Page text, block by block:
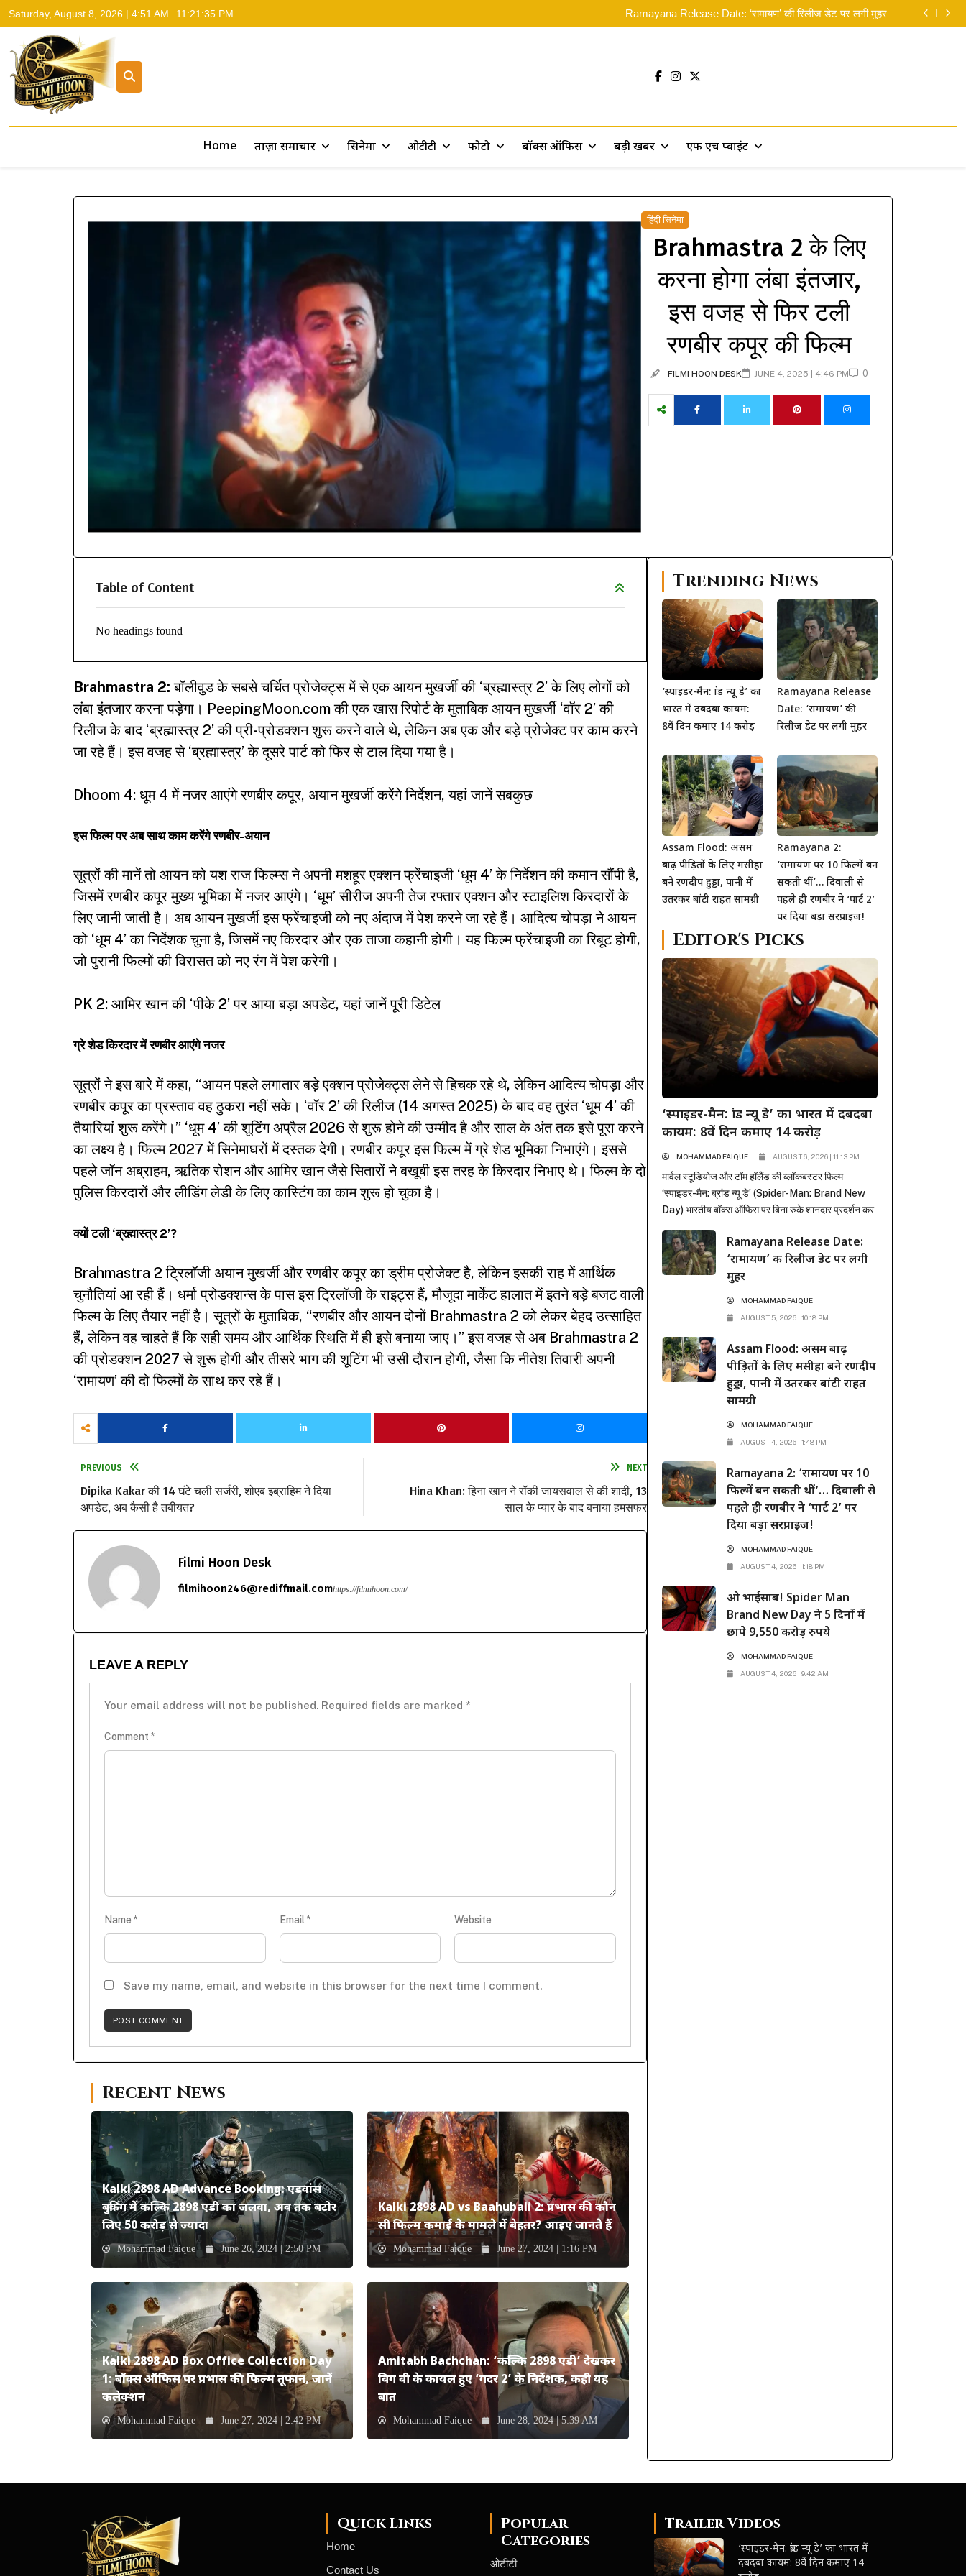
Saturday, August 8, 2026 | 4:51 AM 11:21:36 PM
Ramayana Release Date: ‘रामायण’ की रिलीज डेट पर लगी मुहर
Assam Flood: असम बाढ़ पीड़ितों के लिए मसीहा बने रणदीप हुड्डा, पानी में उतरकर बांटी राहत सामग्री
Assam Flood: असम बाढ़ पीड़ितों के लिए मसीहा बने रणदीप हुड्डा, पानी में उतरकर बांटी राहत सामग्री
Filmi Hoon Home ताज़ा समाचार सिनेमा ओटीटी फोटो बॉक्स ऑफिस बड़ी खबर एफ एच प्वाइंट
हिंदी सिनेमा
Brahmastra 2 के लिए
करना होगा लंबा इंतजार,
इस वजह से फिर टली
रणबीर कपूर की फिल्म
FILMI HOON DESK JUNE 4, 2025 | 4:46 PM 0
Table of Content
No headings found
Brahmastra 2: बॉलीवुड के सबसे चर्चित प्रोजेक्ट्स में से एक आयन मुखर्जी की ‘ब्रह्मास्त्र 2’ के लिए लोगों को
लंबा इंतजार करना पड़ेगा। PeepingMoon.com की एक खास रिपोर्ट के मुताबिक आयन मुखर्जी ‘वॉर 2’ की
रिलीज के बाद ‘ब्रह्मास्त्र 2’ की प्री-प्रोडक्शन शुरू करने वाले थे, लेकिन अब एक और बड़े प्रोजेक्ट पर काम करने
जा रहे हैं। इस वजह से ‘ब्रह्मास्त्र’ के दूसरे पार्ट को फिर से टाल दिया गया है।
Dhoom 4: धूम 4 में नजर आएंगे रणबीर कपूर, अयान मुखर्जी करेंगे निर्देशन, यहां जानें सबकुछ
इस फिल्म पर अब साथ काम करेंगे रणबीर-अयान
सूत्रों की मानें तो आयन को यश राज फिल्म्स ने अपनी मशहूर एक्शन फ्रेंचाइजी ‘धूम 4’ के निर्देशन की कमान सौंपी है,
जिसमें रणबीर कपूर मुख्य भूमिका में नजर आएंगे। ‘धूम’ सीरीज अपनी तेज रफ्तार एक्शन और स्टाइलिश किरदारों के
लिए जानी जाती है। अब आयन मुखर्जी इस फ्रेंचाइजी को नए अंदाज में पेश करने जा रहे हैं। आदित्य चोपड़ा ने आयन
को ‘धूम 4’ का निर्देशक चुना है, जिसमें नए किरदार और एक ताजा कहानी होगी। यह फिल्म फ्रेंचाइजी का रिबूट होगी,
जो पुरानी फिल्मों की विरासत को नए रंग में पेश करेगी।
PK 2: आमिर खान की ‘पीके 2’ पर आया बड़ा अपडेट, यहां जानें पूरी डिटेल
ग्रे शेड किरदार में रणबीर आएंगे नजर
सूत्रों ने इस बारे में कहा, “आयन पहले लगातार बड़े एक्शन प्रोजेक्ट्स लेने से हिचक रहे थे, लेकिन आदित्य चोपड़ा और
रणबीर कपूर का प्रस्ताव वह ठुकरा नहीं सके। ‘वॉर 2’ की रिलीज (14 अगस्त 2025) के बाद वह तुरंत ‘धूम 4’ की
तैयारियां शुरू करेंगे।” ‘धूम 4’ की शूटिंग अप्रैल 2026 से शुरू होने की उम्मीद है और साल के अंत तक इसे पूरा करने
का लक्ष्य है। फिल्म 2027 में सिनेमाघरों में दस्तक देगी। रणबीर कपूर इस फिल्म में ग्रे शेड भूमिका निभाएंगे। इससे
पहले जॉन अब्राहम, ऋतिक रोशन और आमिर खान जैसे सितारों ने बखूबी इस तरह के किरदार निभाए थे। फिल्म के दो
पुलिस किरदारों और लीडिंग लेडी के लिए कास्टिंग का काम शुरू हो चुका है।
क्यों टली ‘ब्रह्मास्त्र 2’?
Brahmastra 2 ट्रिलॉजी अयान मुखर्जी और रणबीर कपूर का ड्रीम प्रोजेक्ट है, लेकिन इसकी राह में आर्थिक
चुनौतियां आ रही हैं। धर्मा प्रोडक्शन्स के पास इस ट्रिलॉजी के राइट्स हैं, मौजूदा मार्केट हालात में इतने बड़े बजट वाली
फिल्म के लिए तैयार नहीं है। सूत्रों के मुताबिक, “रणबीर और आयन दोनों Brahmastra 2 को लेकर बेहद उत्साहित
हैं, लेकिन वह चाहते हैं कि सही समय और आर्थिक स्थिति में ही इसे बनाया जाए।” इस वजह से अब Brahmastra 2
की प्रोडक्शन 2027 से शुरू होगी और तीसरे भाग की शूटिंग भी उसी दौरान होगी, जैसा कि नीतेश तिवारी अपनी
‘रामायण’ की दो फिल्मों के साथ कर रहे हैं।
PREVIOUS
Dipika Kakar की 14 घंटे चली सर्जरी, शोएब इब्राहिम ने दिया
अपडेट, अब कैसी है तबीयत?
NEXT
Hina Khan: हिना खान ने रॉकी जायसवाल से की शादी, 13
साल के प्यार के बाद बनाया हमसफर
Filmi Hoon Desk
filmihoon246@rediffmail.comhttps://filmihoon.com/
LEAVE A REPLY
Your email address will not be published. Required fields are marked *
Comment *
Name * Email * Website
Save my name, email, and website in this browser for the next time I comment.
Recent News
Kalki 2898 AD Advance Booking: एडवांस
बुकिंग में कल्कि 2898 एडी का जलवा, अब तक बटोर
लिए 50 करोड़ से ज्यादा
Mohammad Faique June 26, 2024 | 2:50 PM
Kalki 2898 AD vs Baahubali 2: प्रभास की कौन
सी फिल्म कमाई के मामले में बेहतर? आइए जानते हैं
Mohammad Faique June 27, 2024 | 1:16 PM
Kalki 2898 AD Box Office Collection Day
1: बॉक्स ऑफिस पर प्रभास की फिल्म तूफान, जानें
कलेक्शन
Mohammad Faique June 27, 2024 | 2:42 PM
Amitabh Bachchan: ‘कल्कि 2898 एडी’ देखकर
बिग बी के कायल हुए ‘गदर 2’ के निर्देशक, कही यह
बात
Mohammad Faique June 28, 2024 | 5:39 AM
Trending News
‘स्पाइडर-मैन: ब्रांड न्यू डे’ का
भारत में दबदबा कायम:
8वें दिन कमाए 14 करोड़
Ramayana Release
Date: ‘रामायण’ की
रिलीज डेट पर लगी मुहर
Assam Flood: असम
बाढ़ पीड़ितों के लिए मसीहा
बने रणदीप हुड्डा, पानी में
उतरकर बांटी राहत सामग्री
Ramayana 2:
‘रामायण पर 10 फिल्में बन
सकती थीं’… दिवाली से
पहले ही रणबीर ने ‘पार्ट 2’
पर दिया बड़ा सरप्राइज!
Editor's Picks
‘स्पाइडर-मैन: ब्रांड न्यू डे’ का भारत में दबदबा
कायम: 8वें दिन कमाए 14 करोड़
MOHAMMAD FAIQUE AUGUST 6, 2026 | 11:13 PM
मार्वल स्टूडियोज और टॉम हॉलैंड की ब्लॉकबस्टर फिल्म
‘स्पाइडर-मैन: ब्रांड न्यू डे’ (Spider-Man: Brand New
Day) भारतीय बॉक्स ऑफिस पर बिना रुके शानदार प्रदर्शन कर
दूसरे हफ्ते के कामकाजी दिनों में भी सिनेमाघरों में अपनी मजबूत
पकड़ बनाए रखी है। रिलीज के...
Ramayana Release Date:
‘रामायण’ की रिलीज डेट पर लगी
मुहर
MOHAMMAD FAIQUE
AUGUST 5, 2026 | 10:18 PM
Assam Flood: असम बाढ़
पीड़ितों के लिए मसीहा बने रणदीप
हुड्डा, पानी में उतरकर बांटी राहत
सामग्री
MOHAMMAD FAIQUE
AUGUST 4, 2026 | 1:48 PM
Ramayana 2: ‘रामायण पर 10
फिल्में बन सकती थीं’… दिवाली से
पहले ही रणबीर ने ‘पार्ट 2’ पर
दिया बड़ा सरप्राइज!
MOHAMMAD FAIQUE
AUGUST 4, 2026 | 1:18 PM
ओ भाईसाब! Spider Man
Brand New Day ने 5 दिनों में
छापे 9,550 करोड़ रुपये
MOHAMMAD FAIQUE
AUGUST 4, 2026 | 9:42 AM
Quick Links
Home
Contact Us
Popular
Categories
ओटीटी
Trailer Videos
‘स्पाइडर-मैन: ब्रांड न्यू डे’ का भारत में
दबदबा कायम: 8वें दिन कमाए 14